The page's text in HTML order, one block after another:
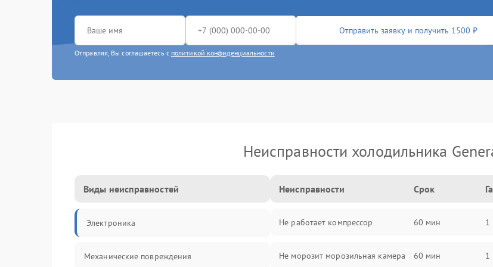
Отправить заявку и получить 1500 ₽
Отправляя, Вы соглашаетесь с политикой конфиденциальности
Неисправности холодильника
Виды неисправностей
Электроника
Механические повреждения
Неисправности Срок
Не работает компрессор 60 мин 1
Не морозит морозильная камера 60 мин 1